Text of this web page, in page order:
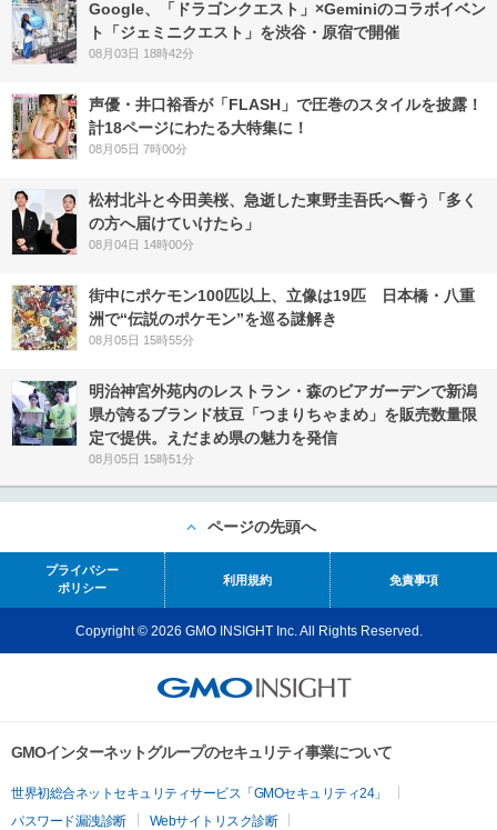
Google、「ドラゴンクエスト」×Geminiのコラボイベン
ト「ジェミニクエスト」を渋谷・原宿で開催
08月03日 18時42分
声優・井口裕香が「FLASH」で圧巻のスタイルを披露！
計18ページにわたる大特集に！
08月05日 7時00分
松村北斗と今田美桜、急逝した東野圭吾氏へ誓う「多く
の方へ届けていけたら」
08月04日 14時00分
街中にポケモン100匹以上、立像は19匹 日本橋・八重
洲で“伝説のポケモン”を巡る謎解き
08月05日 15時55分
明治神宮外苑内のレストラン・森のビアガーデンで新潟
県が誇るブランド枝豆「つまりちゃまめ」を販売数量限
定で提供。えだまめ県の魅力を発信
08月05日 15時51分
ページの先頭へ
プライバシー
ポリシー
利用規約 免責事項
Copyright © 2026 GMO INSIGHT Inc. All Rights Reserved.
GMOインターネットグループのセキュリティ事業について
世界初総合ネットセキュリティサービス「GMOセキュリティ24」
パスワード漏洩診断
Webサイトリスク診断